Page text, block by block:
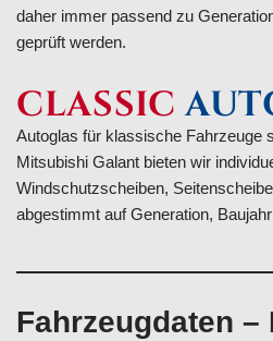
daher immer passend zu
geprüft werden.
CLASSIC
Autoglas für klassische Fahrzeuge
Mitsubishi Galant bieten wir
Windschutzscheiben,
abgestimmt auf Generation,
Fahrzeugdaten